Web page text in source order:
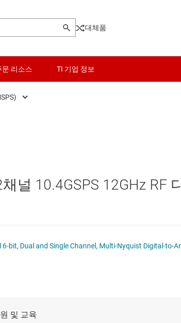
대체품
문 리소스 TI 기업 정보
스 널 10.4GSPS 12GHz RF 디
Converter (DAC) with JESD204C Interface datasheet